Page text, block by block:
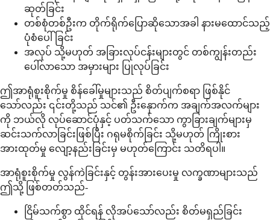
ဆုတ်ခြင်း
တစ်စုံတစ်ဦးက တိုက်ရိုက်ပြောဆိုသောအခါ နားမထောင်သည့်
ပုံစံပေါ်ခြင်း
အလုပ် သို့မဟုတ် အခြားလုပ်ငန်းများတွင် တစ်ကျွန်းတည်း
ပေါ်လာသော အမှားများ ပြုလုပ်ခြင်း
ဤအာရုံစူးစိုက်မှု စိန်ခေါ်မှုများသည် စိတ်ပျက်စရာ ဖြစ်နိုင်
သော်လည်း ၎င်းတို့သည် သင်၏ ဦးနှောက်က အချက်အလက်များ
ကို ဘယ်လို လုပ်ဆောင်ပုံနှင့် ပတ်သက်သော ကွာခြားချက်များမှ
ဆင်းသက်လာခြင်းဖြစ်ပြီး ဂရုမစိုက်ခြင်း သို့မဟုတ် ကြိုးစား
အားထုတ်မှု လျော့နည်းခြင်းမှ မဟုတ်ကြောင်း သတိရပါ။
အာရုံစူးစိုက်မှု လွန်ကဲခြင်းနှင့် တွန်းအားပေးမှု လက္ခဏာများသည်
ဤသို့ ဖြစ်တတ်သည်-
ငြိမ်သက်စွာ ထိုင်ရန် လိုအပ်သော်လည်း စိတ်မရှည်ခြင်း